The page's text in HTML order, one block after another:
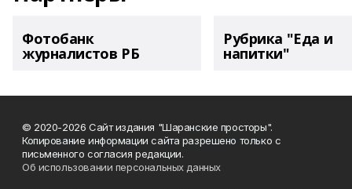
Фотобанк
журналистов РБ
Рубрика "Еда и
напитки"
© 2020-2026 Сайт издания "Шаранские просторы".
Копирование информации сайта разрешено только с
письменного согласия редакции.
Об использовании персональных данных